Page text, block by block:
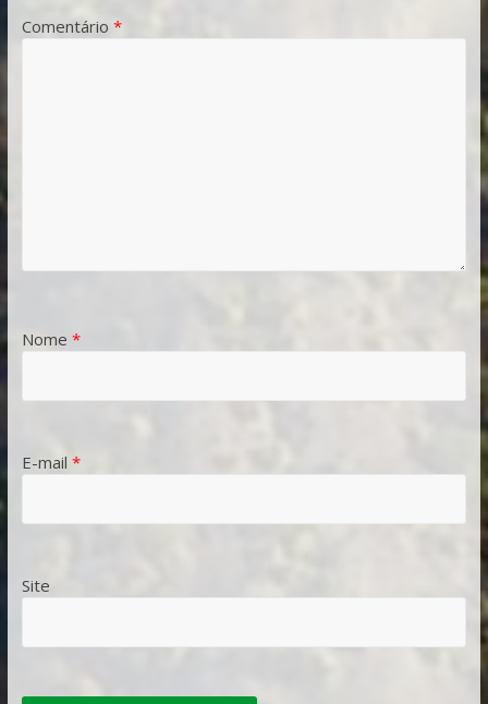
Comentário *
Nome *
E-mail *
Site